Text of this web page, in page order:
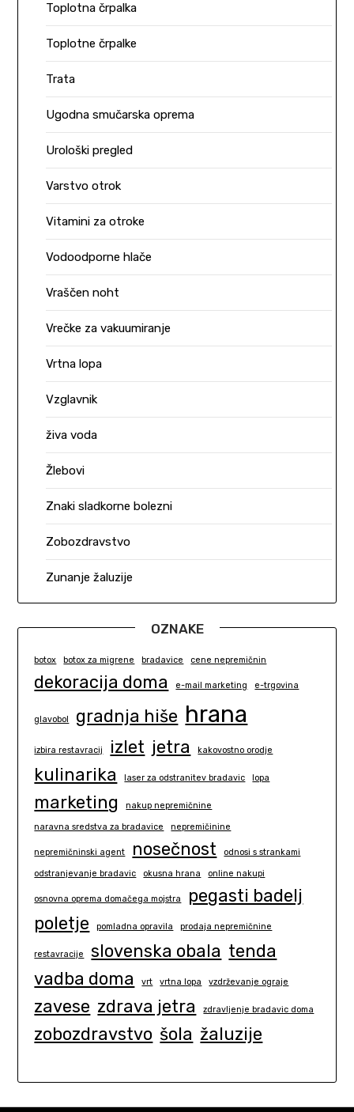
Toplotna črpalka
Toplotne črpalke
Trata
Ugodna smučarska oprema
Urološki pregled
Varstvo otrok
Vitamini za otroke
Vodoodporne hlače
Vraščen noht
Vrečke za vakuumiranje
Vrtna lopa
Vzglavnik
živa voda
Žlebovi
Znaki sladkorne bolezni
Zobozdravstvo
Zunanje žaluzije
OZNAKE
botox botox za migrene bradavice cene nepremičnin
dekoracija doma e-mail marketing e-trgovina
glavobol gradnja hiše hrana
izbira restavracij izlet jetra kakovostno orodje
kulinarika laser za odstranitev bradavic lopa
marketing nakup nepremičnine
naravna sredstva za bradavice nepremičinine
nepremičninski agent nosečnost odnosi s strankami
odstranjevanje bradavic okusna hrana online nakupi
osnovna oprema domačega mojstra
pegasti badelj
poletje
pomladna opravila prodaja nepremičnine
restavracije slovenska obala tenda
vadba doma
vrt vrtna lopa vzdrževanje ograje
zavese zdrava jetra zdravljenje bradavic doma
zobozdravstvo šola žaluzije